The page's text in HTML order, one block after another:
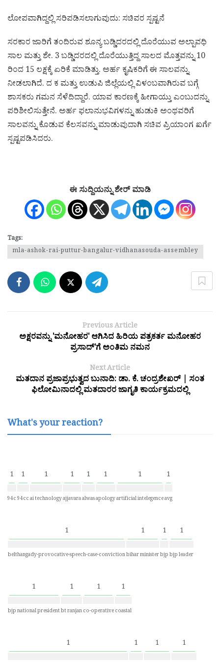
ಲೋಪವಾಗಿದ್ದಲ್ಲಿ ಸರಿಪಡಿಸಲಾಗುವುದು: ಸಚಿವರ ಸ್ಪಷ್ಟನೆ
ಸರಕಾರ ಜಾರಿಗೆ ತಂದಿರುವ ಶೂನ್ಯ ಬಡ್ಡಿದರದಲ್ಲಿ ದೊರೆಯುವ ಅಲ್ಪಾವಧಿ
ಸಾಲ ಮತ್ತು ಶೇ. 3 ಬಡ್ಡಿದರದಲ್ಲಿ ದೊರೆಯುತ್ತಿದ್ದ ಸಾಲದ ಮೊತ್ತವನ್ನು 10
ರಿಂದ 15 ಲಕ್ಷಕ್ಕೆ ಏರಿಕೆ ಮಾಡಿತ್ತು. ಅರ್ಹ ಕೃಷಿಕರಿಗೆ ಈ ಸಾಲವನ್ನು
ನೀಡಲಾಗಿದೆ. ದ ಕ ಮತ್ತು ಉಡುಪಿ ಜಿಲ್ಲೆಯಲ್ಲಿ ವಿಳಂಬವಾಗಿರುವ ಬಗ್ಗೆ
ಶಾಸಕರು ಗಮನ ಸೆಳೆದಿದ್ದಾರೆ. ಯಾವ ಕಾರಣಕ್ಕೆ ಹೀಗಾಯ್ತು ಎಂಬುದನ್ನು
ಪರಿಶೀಲಿಸುತ್ತೇನೆ. ಅರ್ಹ ಫಲಾನುಭವಿಗಳನ್ನು ಹುಡುಕಿ ಅಂಥವರಿಗೆ
ಸಾಲವನ್ನು ಕೊಡುವ ಕೆಲಸವನ್ನು ಮಾಡುವುದಾಗಿ ಸಚಿವ ಪ್ರಿಯಾಂಗ ಖರ್ಗೆ
ಸ್ಪಷ್ಟಪಡಿಸಿದರು.
ಈ ಸುದ್ದಿಯನ್ನು ಶೇರ್ ಮಾಡಿ
Tags:
mla-ashok-rai-puttur-bangalur-vidhanasouda-assembley
Previous Article
ಅಕ್ಷರವನ್ನು 'ಮನೋಹರ' ಆಗಿಸಿದ ಹಿರಿಯ ಪತ್ರಕರ್ತ ಮನೋಹರ
ಪ್ರಸಾದ್'ಗೆ ಅಂತಿಮ ನಮನ
Next Article
ಮತದಾನ ಪ್ರಜಾಪ್ರಭುತ್ವದ ಬುನಾದಿ: ಡಾ. ಕೆ. ಚಂದ್ರಶೇಖರ್ | ಸಂತ
ಫಿಲೋಮಿನಾದಲ್ಲಿ ಮತದಾರರ ಜಾಗೃತಿ ಕಾರ್ಯಕ್ರಮದಲ್ಲಿ
What's your reaction?
1
94c
1
94cc
1
ai technology
1
ajjavara
1
alwas
1
apology
1
artificial intelegence
1
avg
1
belthangady-provocative-speech-case-conviction
1
bihar minister
1
bjp
1
bjp leader
1
bjp national president
1
bt ranjan
1
co-operative
1
coastal
1 1 1 1